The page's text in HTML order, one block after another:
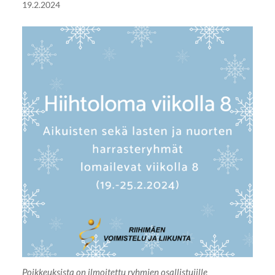
19.2.2024
Poikkeuksista on ilmoitettu ryhmien osallistujille